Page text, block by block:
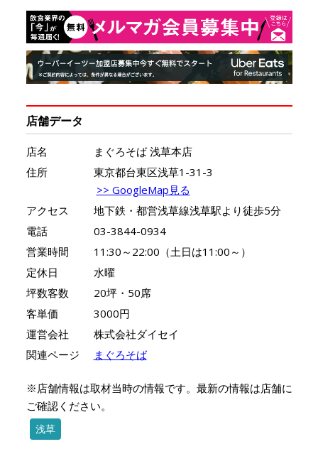
店舗データ
店名
まぐろそば 浅草本店
住所
東京都台東区浅草1-31-3
>> GoogleMap見る
アクセス
地下鉄・都営浅草線浅草駅より徒歩5分
電話
03-3844-0934
営業時間
11:30～22:00（土日は11:00～）
定休日
水曜
坪数客数
20坪・50席
客単価
3000円
運営会社
株式会社ダイセイ
関連ページ
まぐろそば
※店舗情報は取材当時の情報です。最新の情報は店舗に
ご確認ください。
浅草